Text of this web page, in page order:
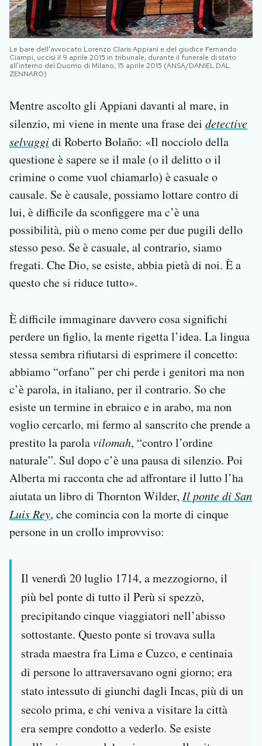
Le bare dell’avvocato Lorenzo Claris Appiani e del giudice Fernando
Ciampi, uccisi il 9 aprile 2015 in tribunale, durante il funerale di stato
all’interno del Duomo di Milano, 15 aprile 2015 (ANSA/DANIEL DAL
ZENNARO)
Mentre ascolto gli Appiani davanti al mare, in
silenzio, mi viene in mente una frase dei detective
selvaggidi Roberto Bolaño: «Il nocciolo della
questione è sapere se il male (o il delitto o il
crimine o come vuol chiamarlo) è casuale o
causale. Se è causale, possiamo lottare contro di
lui, è difficile da sconfiggere ma c’è una
possibilità, più o meno come per due pugili dello
stesso peso. Se è casuale, al contrario, siamo
fregati. Che Dio, se esiste, abbia pietà di noi. È a
questo che si riduce tutto».
È difficile immaginare davvero cosa significhi
perdere un figlio, la mente rigetta l’idea. La lingua
stessa sembra rifiutarsi di esprimere il concetto:
abbiamo “orfano” per chi perde i genitori ma non
c’è parola, in italiano, per il contrario. So che
esiste un termine in ebraico e in arabo, ma non
voglio cercarlo, mi fermo al sanscrito che prende a
prestito la parolavilomah, “contro l’ordine
naturale”. Sul dopo c’è una pausa di silenzio. Poi
Alberta mi racconta che ad affrontare il lutto l’ha
aiutata un libro di Thornton Wilder, Il ponte di San
Luis Rey, che comincia con la morte di cinque
persone in un crollo improvviso:
Il venerdì 20 luglio 1714, a mezzogiorno, il
più bel ponte di tutto il Perù si spezzò,
precipitando cinque viaggiatori nell’abisso
sottostante. Questo ponte si trovava sulla
strada maestra fra Lima e Cuzco, e centinaia
di persone lo attraversavano ogni giorno; era
stato intessuto di giunchi dagli Incas, più di un
secolo prima, e chi veniva a visitare la città
era sempre condotto a vederlo. Se esiste